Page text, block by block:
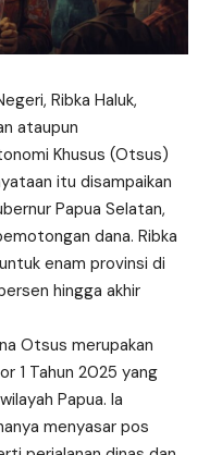
Ribka Haluk,
ataupun
Khusus (Otsus)
itu disampaikan
Papua Selatan,
dana. Ribka
enam provinsi di
hingga akhir
Otsus merupakan
1 Tahun 2025 yang
Papua. Ia
menyasar pos